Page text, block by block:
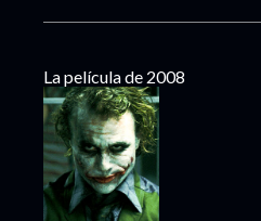
La película de 2008